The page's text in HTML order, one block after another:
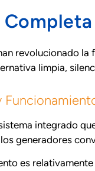
revolucionado la
limpia,
integrado
generadores
es